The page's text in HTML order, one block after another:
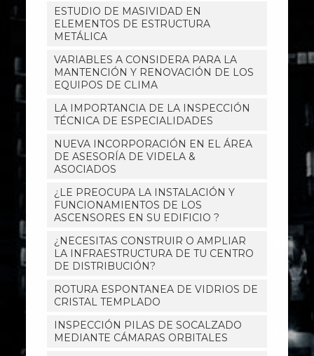
ESTUDIO DE MASIVIDAD EN
ELEMENTOS DE ESTRUCTURA
METÁLICA
VARIABLES A CONSIDERA PARA LA
MANTENCIÓN Y RENOVACIÓN DE LOS
EQUIPOS DE CLIMA
LA IMPORTANCIA DE LA INSPECCIÓN
TÉCNICA DE ESPECIALIDADES
NUEVA INCORPORACIÓN EN EL ÁREA
DE ASESORÍA DE VIDELA &
ASOCIADOS
¿LE PREOCUPA LA INSTALACIÓN Y
FUNCIONAMIENTOS DE LOS
ASCENSORES EN SU EDIFICIO ?
¿NECESITAS CONSTRUIR O AMPLIAR
LA INFRAESTRUCTURA DE TU CENTRO
DE DISTRIBUCIÓN?
ROTURA ESPONTANEA DE VIDRIOS DE
CRISTAL TEMPLADO
INSPECCIÓN PILAS DE SOCALZADO
MEDIANTE CÁMARAS ORBITALES